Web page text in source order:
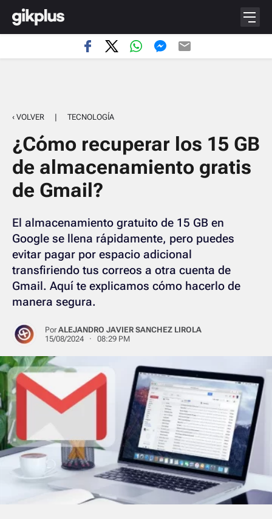
‹ VOLVER | TECNOLOGÍA
¿Cómo recuperar los 15 GB
de almacenamiento gratis
de Gmail?
El almacenamiento gratuito de 15 GB en
Google se llena rápidamente, pero puedes
evitar pagar por espacio adicional
transfiriendo tus correos a otra cuenta de
Gmail. Aquí te explicamos cómo hacerlo de
manera segura.
PorALEJANDRO JAVIER SANCHEZ LIROLA
15/08/2024 · 08:29 PM